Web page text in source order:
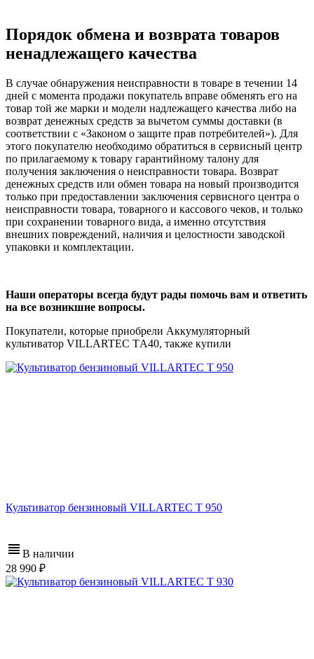
Порядок обмена и возврата товаров
ненадлежащего качества
В случае обнаружения неисправности в товаре в течении 14
дней с момента продажи покупатель вправе обменять его на
товар той же марки и модели надлежащего качества либо на
возврат денежных средств за вычетом суммы доставки (в
соответствии с «Законом о защите прав потребителей»). Для
этого покупателю необходимо обратиться в сервисный центр
по прилагаемому к товару гарантийному талону для
получения заключения о неисправности товара. Возврат
денежных средств или обмен товара на новый производится
только при предоставлении заключения сервисного центра о
неисправности товара, товарного и кассового чеков, и только
при сохранении товарного вида, а именно отсутствия
внешних повреждений, наличия и целостности заводской
упаковки и комплектации.
Наши операторы всегда будут рады помочь вам и ответить
на все возникшие вопросы.
Покупатели, которые приобрели Аккумуляторный
культиватор VILLARTEC TА40, также купили
Культиватор бензиновый VILLARTEC T 950
В наличии
28 990